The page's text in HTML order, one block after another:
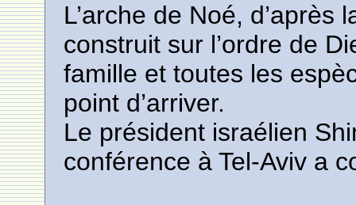
L’arche de Noé,
construit sur l’ordre de
famille et toutes les
point d’arriver.
Le président israélien
conférence à Tel-Aviv a